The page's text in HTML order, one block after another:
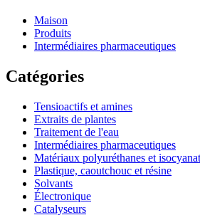
Maison
Produits
Intermédiaires pharmaceutiques
Catégories
Tensioactifs et amines
Extraits de plantes
Traitement de l'eau
Intermédiaires pharmaceutiques
Matériaux polyuréthanes et
Plastique, caoutchouc et résine
Solvants
Électronique
Catalyseurs